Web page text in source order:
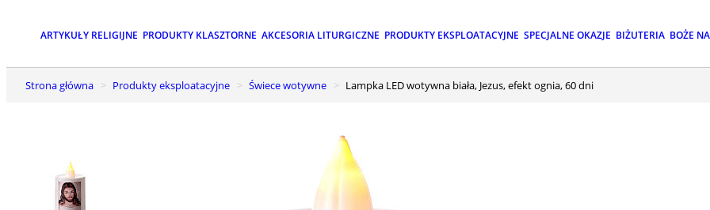
ARTYKUŁY RELIGIJNE PRODUKTY KLASZTORNE AKCESORIA LITURGICZNE PRODUKTY EKSPLOATACYJNE SPECJALNE OKAZJE BIŻUTERIA BOŻE
Strona główna Produkty eksploatacyjne Świece wotywne Lampka LED wotywna biała, Jezus, efekt ognia, 60 dni